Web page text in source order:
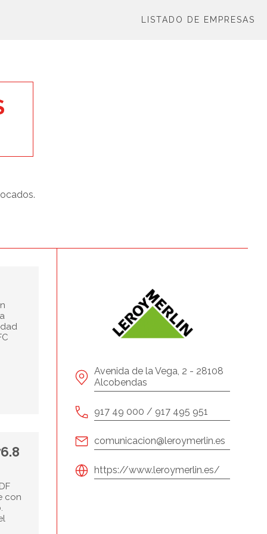
LISTADO DE EMPRESAS
con
Avenida de la Vega, 2 - 28108
Alcobendas
917 49 000 / 917 495 951
comunicacion@leroymerlin.es
https://www.leroymerlin.es/